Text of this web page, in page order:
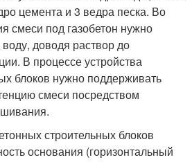
цемента и 3 ведра песка. Во
смеси под газобетон нужно
доводя раствор до
В процессе устройства
блоков нужно поддерживать
смеси посредством
строительных блоков
основания (горизонтальный